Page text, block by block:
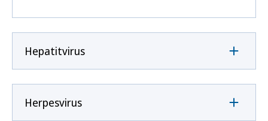
Hepatitvirus
Herpesvirus